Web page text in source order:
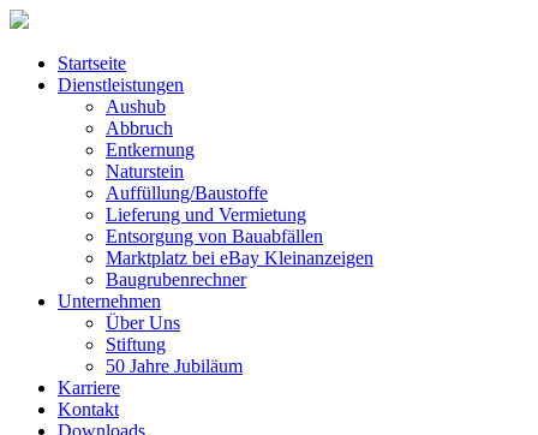
Startseite
Dienstleistungen
Aushub
Abbruch
Entkernung
Naturstein
Auffüllung/Baustoffe
Lieferung und Vermietung
Entsorgung von Bauabfällen
Marktplatz bei eBay Kleinanzeigen
Baugrubenrechner
Unternehmen
Über Uns
Stiftung
50 Jahre Jubiläum
Karriere
Kontakt
Downloads